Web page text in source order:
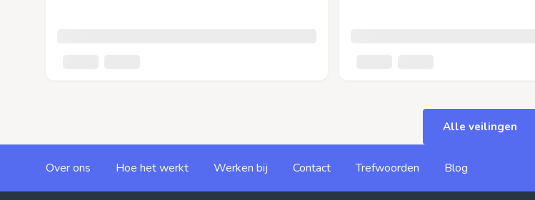
Alle veilingen
Over ons Hoe het werkt Werken bij Contact Trefwoorden Blog